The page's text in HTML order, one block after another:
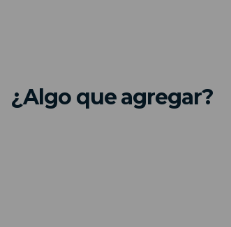
¿Algo que agregar?